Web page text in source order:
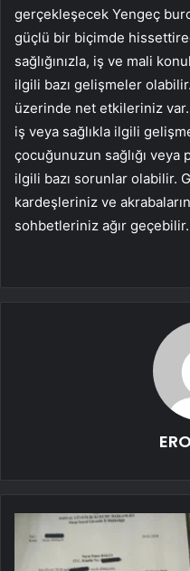
gerçekleşecek Yengeç
güçlü bir biçimde
sağlığınızla, iş ve mali
ilgili bazı gelişmeler
üzerinde net etkileriniz
iş veya sağlıkla ilgili
çocuğunuzun sağlığı
ilgili bazı sorunlar olabilir.
kardeşleriniz ve
sohbetleriniz ağır